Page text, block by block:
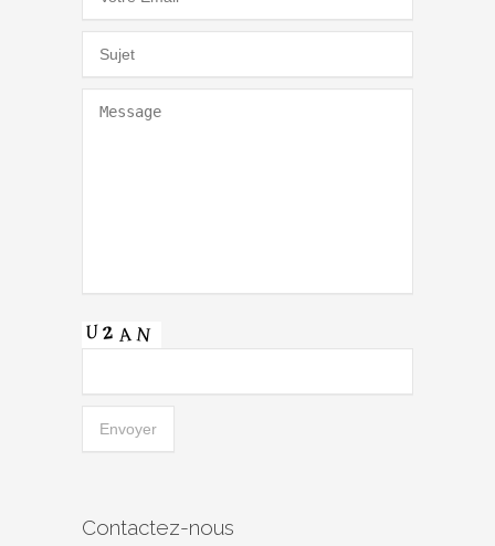
Contactez-nous